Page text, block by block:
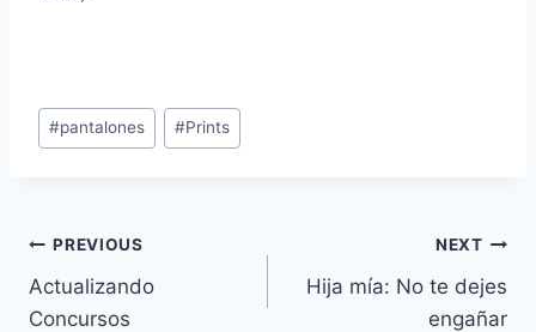
Post
Tags:
#pantalones #Prints
Navegación
de
PREVIOUS
Actualizando
Concursos
NEXT
Hija mía: No te dejes
engañar